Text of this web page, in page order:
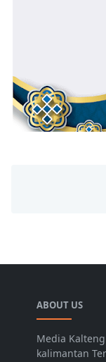
ABOUT US
Media
kalimantan